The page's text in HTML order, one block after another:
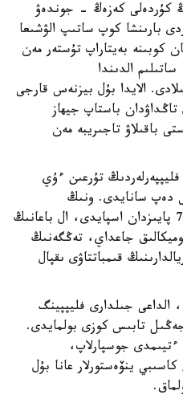
كۇردەلى كەزەڭ - جوندەۋ
بارىنشا كوپ ساتىپ الۋشىعا
كوبىنە بەيتاراپ تۇستەر مەن
الدىندا
الايدا بۇل بيزنەس قارجى
باستاپ جيھاز
باقىلاۋ تاجىريبە مەن
فليپپەرلەردىڭ تۇرعىن ءۇي
دەپ سانايدى. ونىڭ
پىكىرىنشە، ولاردىڭ اسەرى 5- 7 پايىزدان اسپايدى، ال باعانىڭ
جاعداي، تەڭگەنىڭ
قىمباتتاۋى ىقپال
الداعى جىلدارى فليپپينگ
جەڭىل تابىس كوزى بولمايدى.
ءتيىمدى جوسپارلاپ،
ينۆەستورلار عانا بۇل